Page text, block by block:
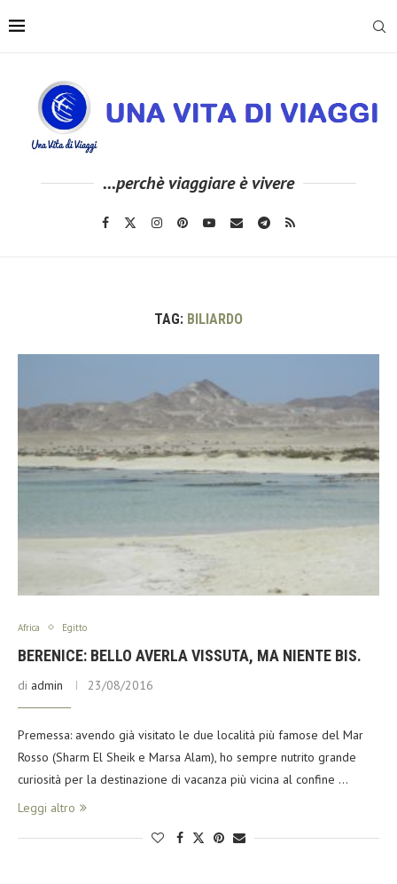
...perchè viaggiare è vivere
TAG: BILIARDO
Africa Egitto
BERENICE: BELLO AVERLA VISSUTA, MA NIENTE BIS.
di admin 23/08/2016
Premessa: avendo già visitato le due località più famose del Mar
Rosso (Sharm El Sheik e Marsa Alam), ho sempre nutrito grande
curiosità per la destinazione di vacanza più vicina al confine …
Leggi altro